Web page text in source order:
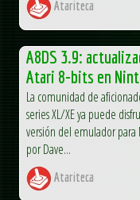
Atariteca
A8DS 3.9:
Atari 8-bits en
La comunidad de
series XL/XE ya puede
versión del emulador
por Dave...
Atariteca